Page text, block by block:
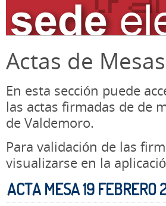
Actas de
En esta sección puede
las actas firmadas de de
de Valdemoro.
Para validación de las
visualizarse en la
ACTA MESA 19 FEBRERO